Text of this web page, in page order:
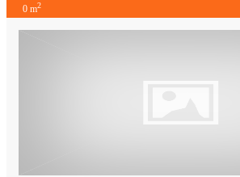
0 m2